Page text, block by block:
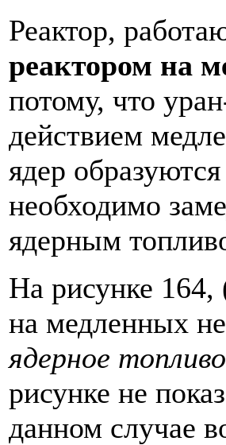
Реактор,
реактором на
потому, что
действием
ядер
необходимо
ядерным
На рисунке 164,
на медленных
ядерное топливо
рисунке не
данном случае